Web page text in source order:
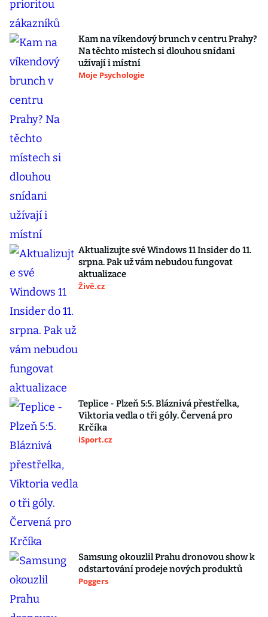
Kam na víkendový brunch v centru Prahy?
Na těchto místech si dlouhou snídani
užívají i místní
Moje Psychologie
Aktualizujte své Windows 11 Insider do 11.
srpna. Pak už vám nebudou fungovat
aktualizace
Živě.cz
Teplice - Plzeň 5:5. Bláznivá přestřelka,
Viktoria vedla o tři góly. Červená pro
Krčíka
iSport.cz
Samsung okouzlil Prahu dronovou show k
odstartování prodeje nových produktů
Poggers